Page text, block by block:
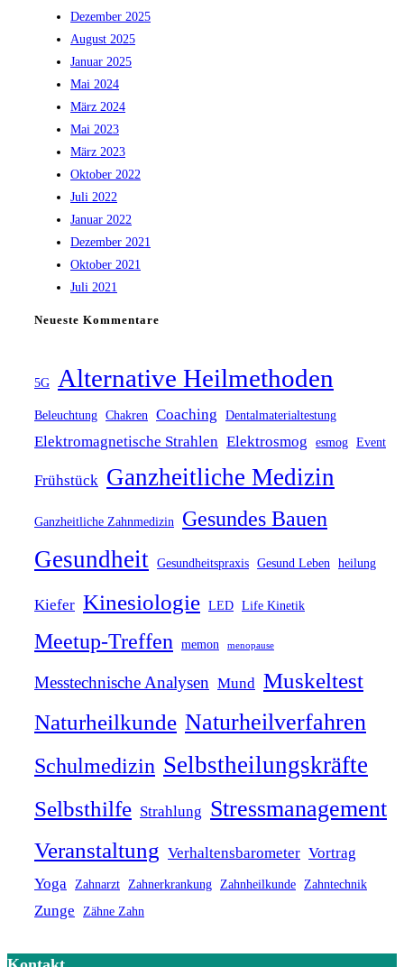
Dezember 2025
August 2025
Januar 2025
Mai 2024
März 2024
Mai 2023
März 2023
Oktober 2022
Juli 2022
Januar 2022
Dezember 2021
Oktober 2021
Juli 2021
Neueste Kommentare
5G Alternative Heilmethoden
Beleuchtung Chakren Coaching Dentalmaterialtestung
Elektromagnetische Strahlen Elektrosmog esmog Event
Frühstück Ganzheitliche Medizin
Ganzheitliche Zahnmedizin Gesundes Bauen
Gesundheit Gesundheitspraxis Gesund Leben heilung
Kiefer Kinesiologie LED Life Kinetik
Meetup-Treffen memon menopause
Messtechnische Analysen Mund Muskeltest
Naturheilkunde Naturheilverfahren
Schulmedizin Selbstheilungskräfte
Selbsthilfe Strahlung Stressmanagement
Veranstaltung Verhaltensbarometer Vortrag
Yoga
Zahnarzt Zahnerkrankung Zahnheilkunde Zahntechnik
Zunge Zähne Zahn